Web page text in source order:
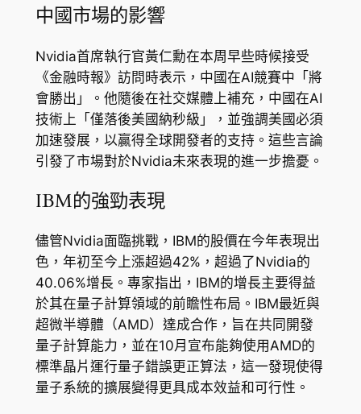
中國市場的影響
Nvidia首席執行官黃仁勳在本周早些時候接受
《金融時報》訪問時表示，中國在AI競賽中「將
會勝出」。他隨後在社交媒體上補充，中國在AI
技術上「僅落後美國納秒級」，並強調美國必須
加速發展，以贏得全球開發者的支持。這些言論
引發了市場對於Nvidia未來表現的進一步擔憂。
IBM的強勁表現
儘管Nvidia面臨挑戰，IBM的股價在今年表現出
色，年初至今上漲超過42%，超過了Nvidia的
40.06%增長。專家指出，IBM的增長主要得益
於其在量子計算領域的前瞻性布局。IBM最近與
超微半導體（AMD）達成合作，旨在共同開發
量子計算能力，並在10月宣布能夠使用AMD的
標準晶片運行量子錯誤更正算法，這一發現使得
量子系統的擴展變得更具成本效益和可行性。